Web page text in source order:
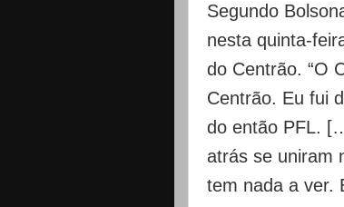
Segundo
nesta quinta-
do Centrão. “O
Centrão. Eu fui
do então PFL.
atrás se uniram
tem nada a ver.